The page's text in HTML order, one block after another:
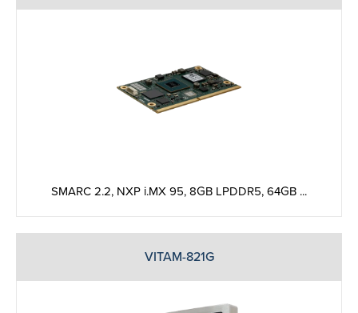
SMARC 2.2, NXP i.MX 95, 8GB LPDDR5, 64GB ...
VITAM-821G